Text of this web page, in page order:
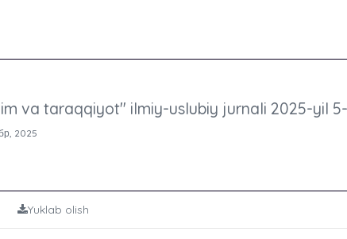
va taraqqiyot" ilmiy-uslubiy jurnali 2025-yil
2025
Yuklab olish